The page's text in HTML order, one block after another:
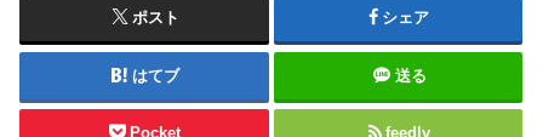
ポスト シェア
はてブ 送る
Pocket feedly